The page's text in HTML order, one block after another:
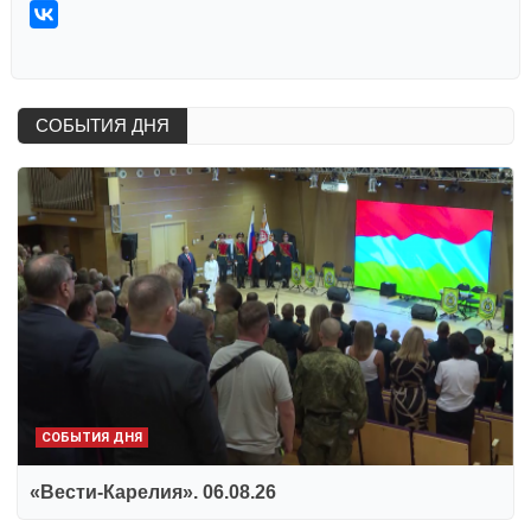
СОБЫТИЯ ДНЯ
СОБЫТИЯ ДНЯ
«Вести-Карелия». 06.08.26